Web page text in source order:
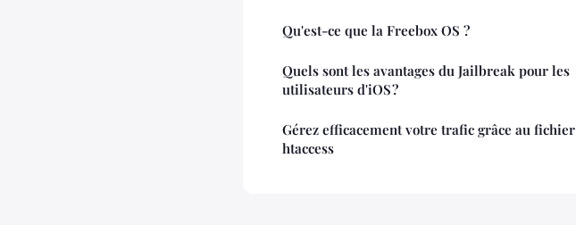
Qu'est-ce que la Freebox OS ?
Quels sont les avantages du Jailbreak pour les
utilisateurs d'iOS ?
Gérez efficacement votre trafic grâce au fichier
htaccess